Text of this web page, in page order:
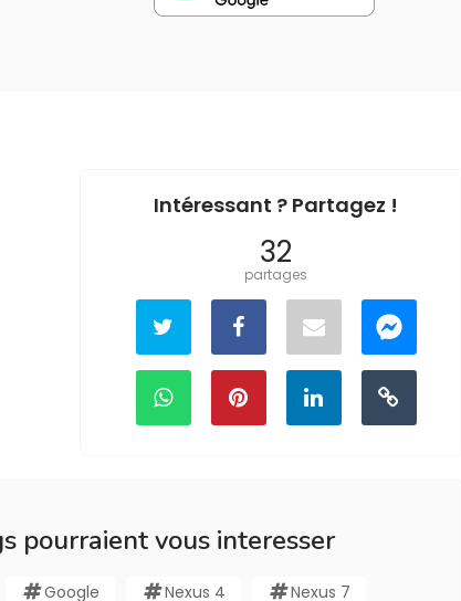
Intéressant ? Partagez !
32
partages
pourraient vous interesser
Google Nexus 4 Nexus 7